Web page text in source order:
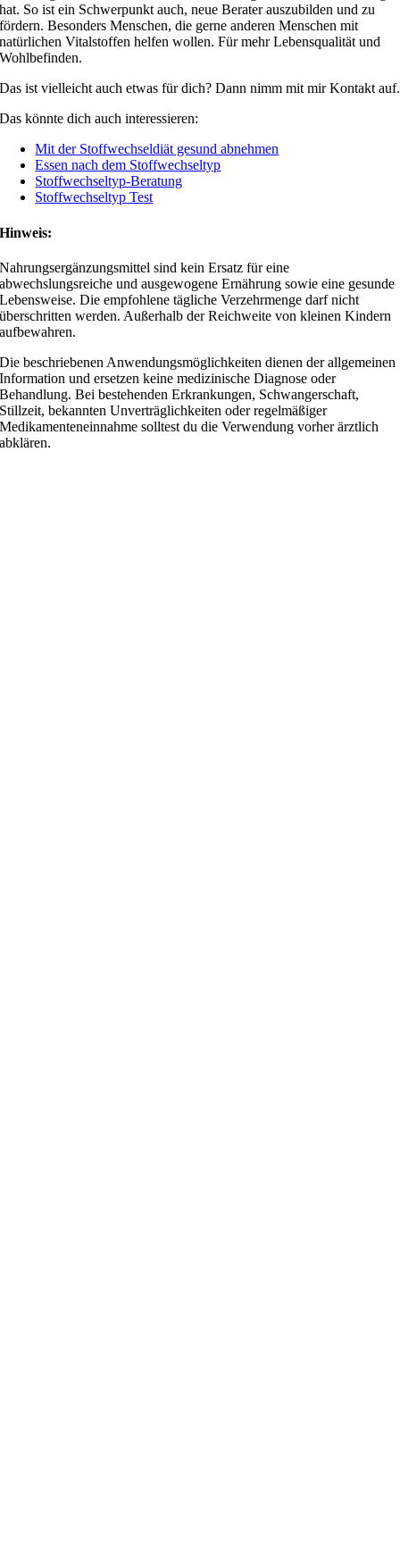
hat. So ist ein Schwerpunkt auch, neue Berater auszubilden und zu
fördern. Besonders Menschen, die gerne anderen Menschen mit
natürlichen Vitalstoffen helfen wollen. Für mehr Lebensqualität und
Wohlbefinden.
Das ist vielleicht auch etwas für dich? Dann nimm mit mir Kontakt auf.
Das könnte dich auch interessieren:
Mit der Stoffwechseldiät gesund abnehmen
Essen nach dem Stoffwechseltyp
Stoffwechseltyp-Beratung
Stoffwechseltyp Test
Hinweis:
Nahrungsergänzungsmittel sind kein Ersatz für eine
abwechslungsreiche und ausgewogene Ernährung sowie eine gesunde
Lebensweise. Die empfohlene tägliche Verzehrmenge darf nicht
überschritten werden. Außerhalb der Reichweite von kleinen Kindern
aufbewahren.
Die beschriebenen Anwendungsmöglichkeiten dienen der allgemeinen
Information und ersetzen keine medizinische Diagnose oder
Behandlung. Bei bestehenden Erkrankungen, Schwangerschaft,
Stillzeit, bekannten Unverträglichkeiten oder regelmäßiger
Medikamenteneinnahme solltest du die Verwendung vorher ärztlich
abklären.